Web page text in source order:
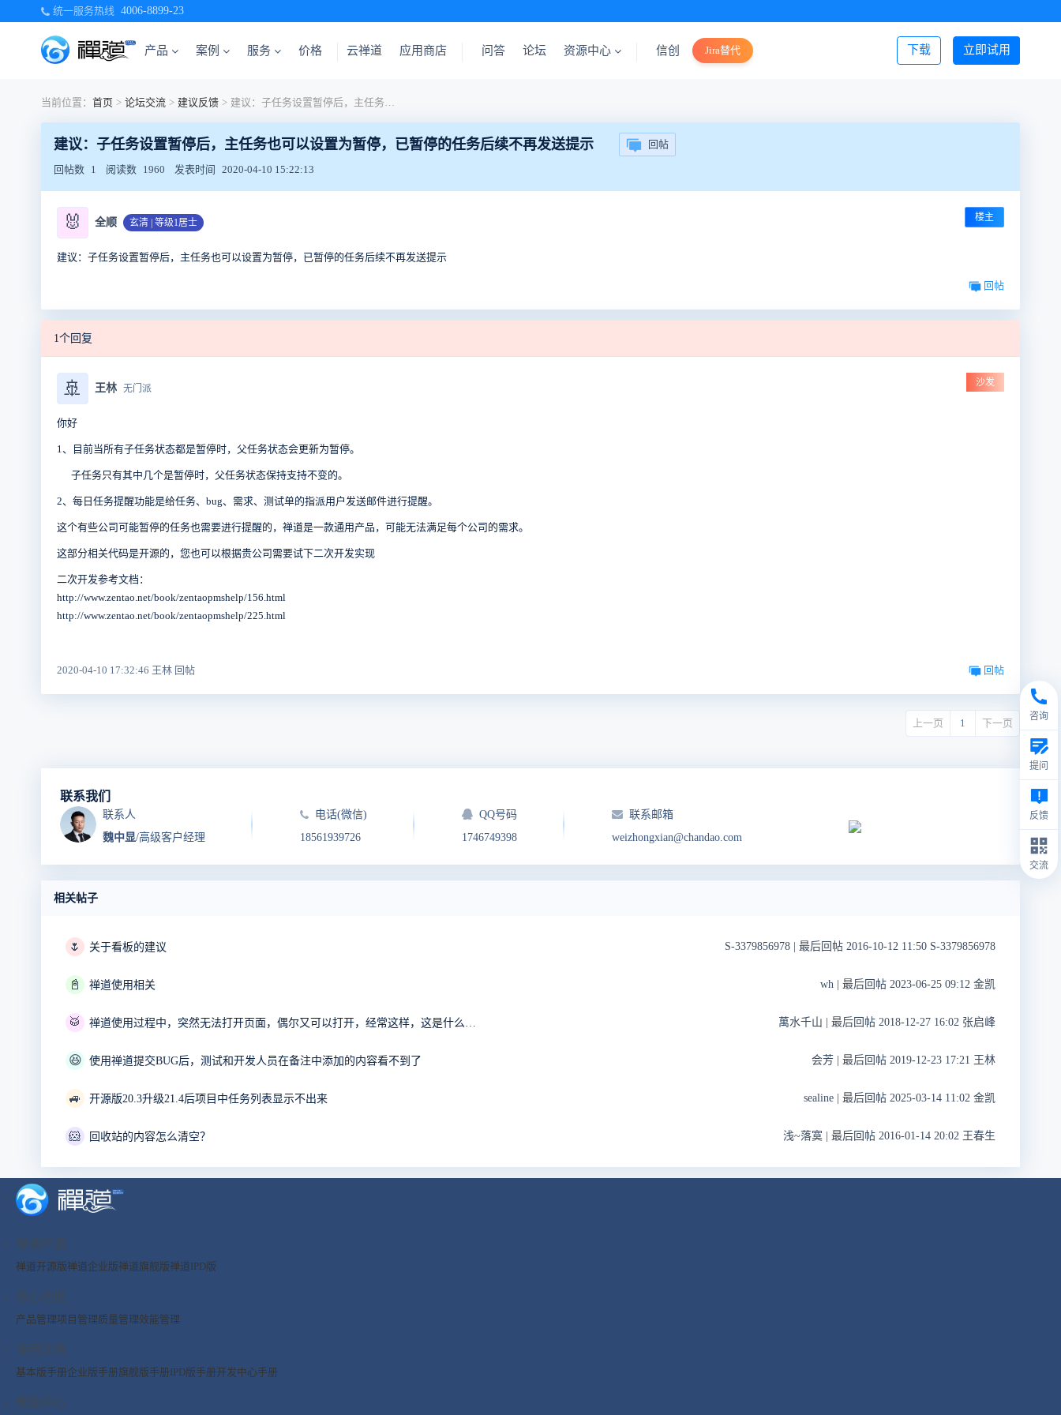
统一服务热线 4006-8899-23
产品 案例 服务 价格 立即试用
下载
云禅道 应用商店 问答 论坛 资源中心 信创 Jira替代 登录/注册
当前位置： 首页 > 论坛交流 > 建议反馈 > 建议：子任务设置暂停后，主任务也可以设置为暂停，已暂停的任务后续不再发送提示
建议：子任务设置暂停后，主任务也可以设置为暂停，已暂停的任务后续不再发送提示 回帖
回帖数 1 阅读数 1960 发表时间 2020-04-10 15:22:13
🐰 全顺 玄清 | 等级1居士 楼主
建议：子任务设置暂停后，主任务也可以设置为暂停，已暂停的任务后续不再发送提示
回帖
1个回复
🚢 王林 无门派
沙发
你好
1、目前当所有子任务状态都是暂停时，父任务状态会更新为暂停。
子任务只有其中几个是暂停时，父任务状态保持支持不变的。
2、每日任务提醒功能是给任务、bug、需求、测试单的指派用户发送邮件进行提醒。
这个有些公司可能暂停的任务也需要进行提醒的，禅道是一款通用产品，可能无法满足每个公司的需求。
这部分相关代码是开源的，您也可以根据贵公司需要试下二次开发实现
二次开发参考文档：
http://www.zentao.net/book/zentaopmshelp/156.html
http://www.zentao.net/book/zentaopmshelp/225.html
2020-04-10 17:32:46 王林 回帖 回帖
上一页 1 下一页
联系我们
联系人
魏中显/高级客户经理
电话(微信)
18561939726
QQ号码
1746749398
联系邮箱
weizhongxian@chandao.com
相关帖子
🌷 关于看板的建议 S-3379856978 最后回帖 2016-10-12 11:50 S-3379856978
📓 禅道使用相关 wh 最后回帖 2023-06-25 09:12 金凯
🥁 禅道使用过程中，突然无法打开页面，偶尔又可以打开，经常这样，这是什么问题？ 萬水千山 最后回帖 2018-12-27 16:02 张启峰
😆 使用禅道提交BUG后，测试和开发人员在备注中添加的内容看不到了 会芳 最后回帖 2019-12-23 17:21 王林
🚙 开源版20.3升级21.4后项目中任务列表显示不出来 sealine 最后回帖 2025-03-14 11:02 金凯
🐹 回收站的内容怎么清空？ 浅~落寞 最后回帖 2016-01-14 20:02 王春生
禅道产品
禅道开源版禅道企业版禅道旗舰版禅道IPD版
核心功能
产品管理项目管理质量管理效能管理
使用文档
基本版手册企业版手册旗舰版手册IPD版手册开发中心手册
帮助中心
咨询
提问
反馈
交流